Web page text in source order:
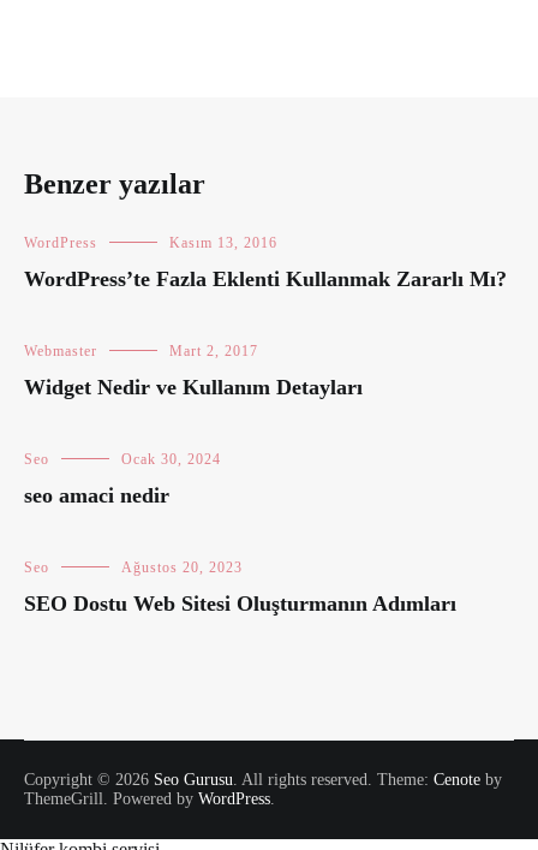
Benzer yazılar
WordPress Kasım 13, 2016
WordPress’te Fazla Eklenti Kullanmak Zararlı Mı?
Webmaster Mart 2, 2017
Widget Nedir ve Kullanım Detayları
Seo Ocak 30, 2024
seo amaci nedir
Seo Ağustos 20, 2023
SEO Dostu Web Sitesi Oluşturmanın Adımları
Copyright © 2026 Seo Gurusu. All rights reserved. Theme: Cenote by
ThemeGrill. Powered by WordPress.